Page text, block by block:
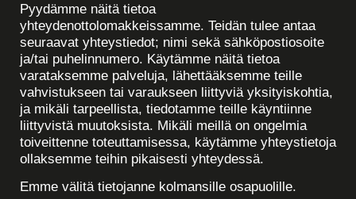
Pyydämme näitä tietoa
yhteydenottolomakkeissamme. Teidän tulee antaa
seuraavat yhteystiedot; nimi sekä sähköpostiosoite
ja/tai puhelinnumero. Käytämme näitä tietoa
varataksemme palveluja, lähettääksemme teille
vahvistukseen tai varaukseen liittyviä yksityiskohtia,
ja mikäli tarpeellista, tiedotamme teille käyntiinne
liittyvistä muutoksista. Mikäli meillä on ongelmia
toiveittenne toteuttamisessa, käytämme yhteystietoja
ollaksemme teihin pikaisesti yhteydessä.
Emme välitä tietojanne kolmansille osapuolille.